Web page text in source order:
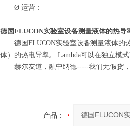
Ø 运营：
德国FLUCON实验室设备测量液体的热导
德国 FLUCON实验室设备测量液体的
体）的热电导率。 Lambda可以在独立模
赫尔友道，融中纳德-----我们无假货
产品：